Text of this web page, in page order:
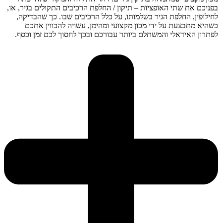
בפניכם את שתי האופציות – תיקון / החלפת הרכיבים התקולים בגיר, או,
לחילופין, החלפת הגיר בשלמותו, על כלל הרכיבים שבו. כך שהבדיקה,
כשהיא מתבצעת על ידי מכון מקצועי ומהימן, עשויה להכווין אתכם
לפתרון האידאלי והמשתלם ביותר עבורכם ובכך לחסוך לכם זמן וכסף.